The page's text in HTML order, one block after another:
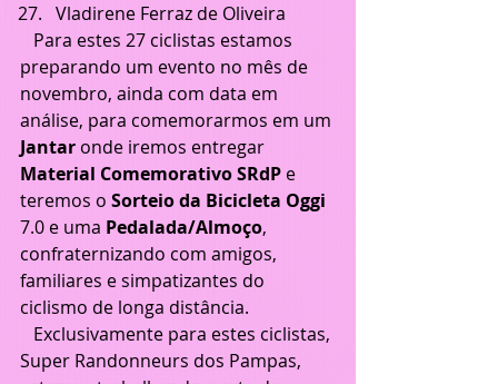
Vladirene Ferraz de Oliveira
preparando um evento no mês de
novembro, ainda com data em
análise, para comemorarmos em um
Jantar onde iremos entregar
Material Comemorativo SRdP e
teremos o Sorteio da Bicicleta Oggi
7.0 e uma Pedalada/Almoço,
confraternizando com amigos,
familiares e simpatizantes do
ciclismo de longa distância.
Super Randonneurs dos Pampas,